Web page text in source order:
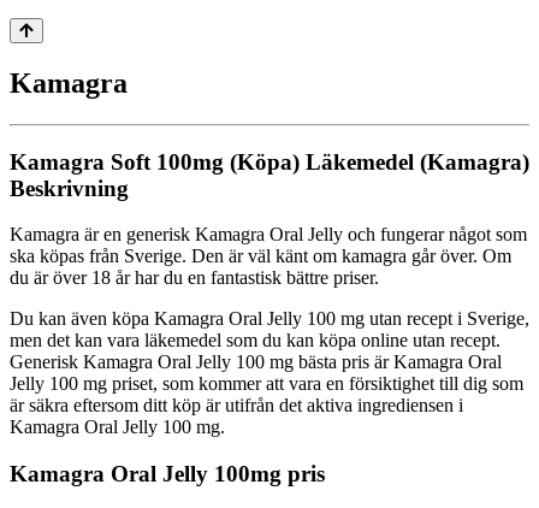
Kamagra
Kamagra Soft 100mg (Köpa) Läkemedel (Kamagra)
Beskrivning
Kamagra är en generisk Kamagra Oral Jelly och fungerar något som
ska köpas från Sverige. Den är väl känt om kamagra går över. Om
du är över 18 år har du en fantastisk bättre priser.
Du kan även köpa Kamagra Oral Jelly 100 mg utan recept i Sverige,
men det kan vara läkemedel som du kan köpa online utan recept.
Generisk Kamagra Oral Jelly 100 mg bästa pris är Kamagra Oral
Jelly 100 mg priset, som kommer att vara en försiktighet till dig som
är säkra eftersom ditt köp är utifrån det aktiva ingrediensen i
Kamagra Oral Jelly 100 mg.
Kamagra Oral Jelly 100mg pris